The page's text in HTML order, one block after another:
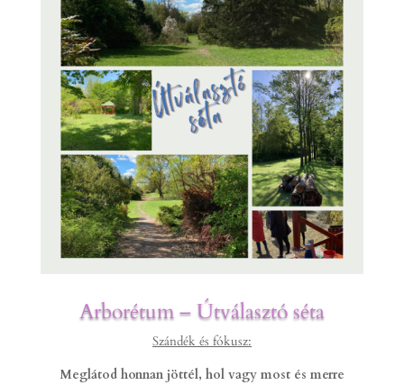
Arborétum – Útválasztó séta
Szándék és fókusz:
Meglátod honnan jöttél, hol vagy most és merre